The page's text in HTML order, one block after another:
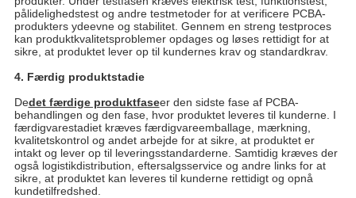
pålidelighedstest og andre testmetoder for at verificere PCBA-
produkters ydeevne og stabilitet. Gennem en streng testproces
kan produktkvalitetsproblemer opdages og løses rettidigt for at
sikre, at produktet lever op til kundernes krav og standardkrav.
4. Færdig produktstadie
Dedet færdige produktfaseer den sidste fase af PCBA-
behandlingen og den fase, hvor produktet leveres til kunderne. I
færdigvarestadiet kræves færdigvareemballage, mærkning,
kvalitetskontrol og andet arbejde for at sikre, at produktet er
intakt og lever op til leveringsstandarderne. Samtidig kræves der
også logistikdistribution, eftersalgsservice og andre links for at
sikre, at produktet kan leveres til kunderne rettidigt og opnå
kundetilfredshed.